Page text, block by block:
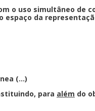
o uso simultâneo de
da
(…)
para além do